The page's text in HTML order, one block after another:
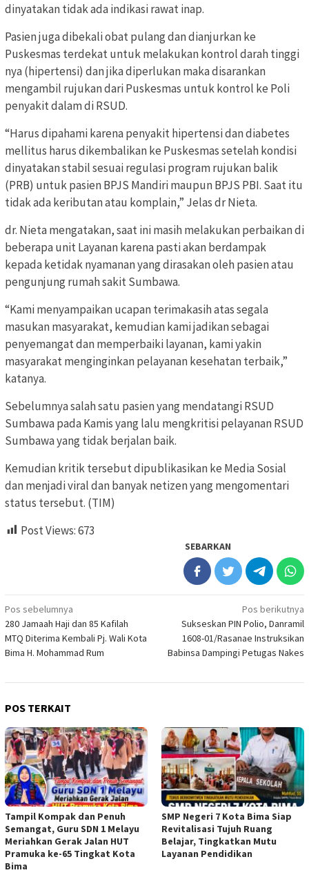
dinyatakan tidak ada indikasi rawat inap.
Pasien juga dibekali obat pulang dan dianjurkan ke
Puskesmas terdekat untuk melakukan kontrol darah tinggi
nya (hipertensi) dan jika diperlukan maka disarankan
mengambil rujukan dari Puskesmas untuk kontrol ke Poli
penyakit dalam di RSUD.
“Harus dipahami karena penyakit hipertensi dan diabetes
mellitus harus dikembalikan ke Puskesmas setelah kondisi
dinyatakan stabil sesuai regulasi program rujukan balik
(PRB) untuk pasien BPJS Mandiri maupun BPJS PBI. Saat itu
tidak ada keributan atau komplain,” Jelas dr Nieta.
dr. Nieta mengatakan, saat ini masih melakukan perbaikan di
beberapa unit Layanan karena pasti akan berdampak
kepada ketidak nyamanan yang dirasakan oleh pasien atau
pengunjung rumah sakit Sumbawa.
“Kami menyampaikan ucapan terimakasih atas segala
masukan masyarakat, kemudian kami jadikan sebagai
penyemangat dan memperbaiki layanan, kami yakin
masyarakat menginginkan pelayanan kesehatan terbaik,”
katanya.
Sebelumnya salah satu pasien yang mendatangi RSUD
Sumbawa pada Kamis yang lalu mengkritisi pelayanan RSUD
Sumbawa yang tidak berjalan baik.
Kemudian kritik tersebut dipublikasikan ke Media Sosial
dan menjadi viral dan banyak netizen yang mengomentari
status tersebut. (TIM)
Post Views:673
SEBARKAN
Navigasi
pos
Pos sebelumnya
280 Jamaah Haji dan 85 Kafilah
MTQ Diterima Kembali Pj. Wali Kota
Bima H. Mohammad Rum
Pos berikutnya
Sukseskan PIN Polio, Danramil
1608-01/Rasanae Instruksikan
Babinsa Dampingi Petugas Nakes
POS TERKAIT
Tampil Kompak dan Penuh
Semangat, Guru SDN 1 Melayu
Meriahkan Gerak Jalan HUT
Pramuka ke-65 Tingkat Kota
Bima
SMP Negeri 7 Kota Bima Siap
Revitalisasi Tujuh Ruang
Belajar, Tingkatkan Mutu
Layanan Pendidikan